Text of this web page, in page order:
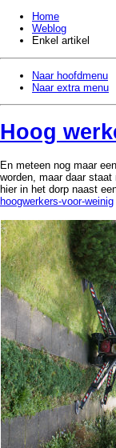
Home
Weblog
Enkel artikel
Naar hoofdmenu
Naar extra menu
Hoog
En meteen nog maar
worden, maar daar
hier in het dorp naast
hoogwerkers-voor-weinig